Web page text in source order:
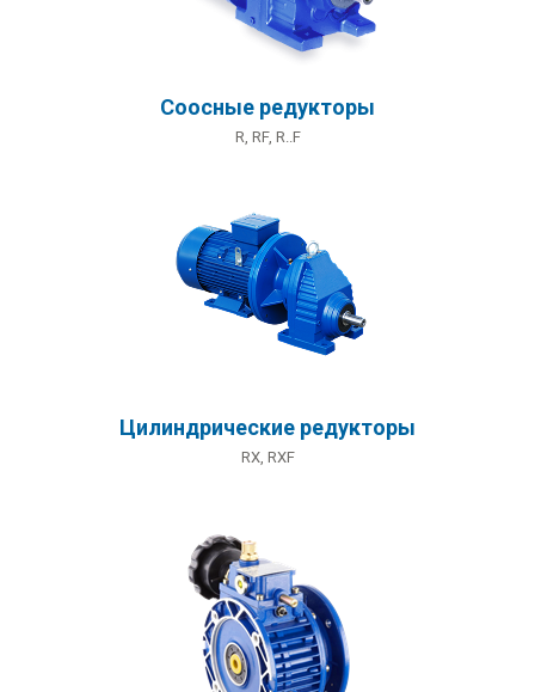
Соосные редукторы
R, RF, R..F
Цилиндрические редукторы
RX, RXF